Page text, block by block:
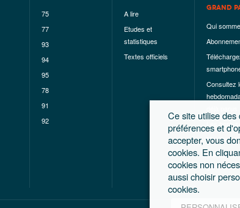
75
77
93
94
95
78
91
92
A lire
Etudes et
statistiques
Textes officiels
GRAND
Qui
Consultez
Les hors-
Mentions
Conditions
générales
ventes
Ce site utilise
préférences et
accepter, vous
cookies. En
cookies non
aussi choisir
cookies.